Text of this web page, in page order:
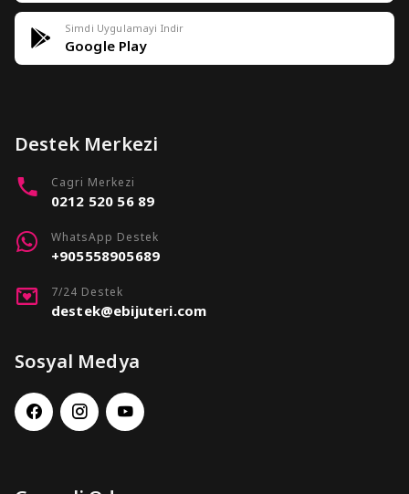
Simdi Uygulamayi Indir
Google Play
Destek Merkezi
Cagri Merkezi
0212 520 56 89
WhatsApp Destek
+905558905689
7/24 Destek
destek@ebijuteri.com
Sosyal Medya